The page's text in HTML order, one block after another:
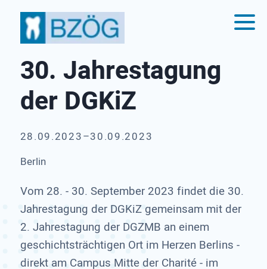
30. Jahrestagung
der DGKiZ
28.09.2023–30.09.2023
Berlin
Vom 28. - 30. September 2023 findet die 30.
Jahrestagung der DGKiZ gemeinsam mit der
2. Jahrestagung der DGZMB an einem
geschichtsträchtigen Ort im Herzen Berlins -
direkt am Campus Mitte der Charité - im